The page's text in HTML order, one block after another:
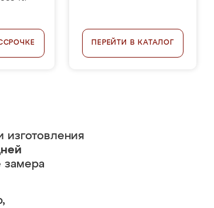
ПЕРЕЙТИ В КАТАЛОГ
изготовления
замера